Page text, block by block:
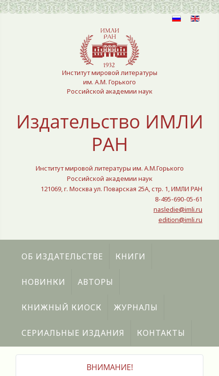
Выберите язык
Институт мировой литературы
им. А.М. Горького
Российской академии наук
Издательство ИМЛИ
РАН
Институт мировой литературы им. А.М.Горького
Российской академии наук
121069, г. Москва ул. Поварская 25A, стр. 1, ИМЛИ РАН
8-495-690-05-61
nasledie@imli.ru
edition@imli.ru
ОБ ИЗДАТЕЛЬСТВЕ КНИГИ
НОВИНКИ АВТОРЫ
КНИЖНЫЙ КИОСК ЖУРНАЛЫ
СЕРИАЛЬНЫЕ ИЗДАНИЯ КОНТАКТЫ
ВНИМАНИЕ!